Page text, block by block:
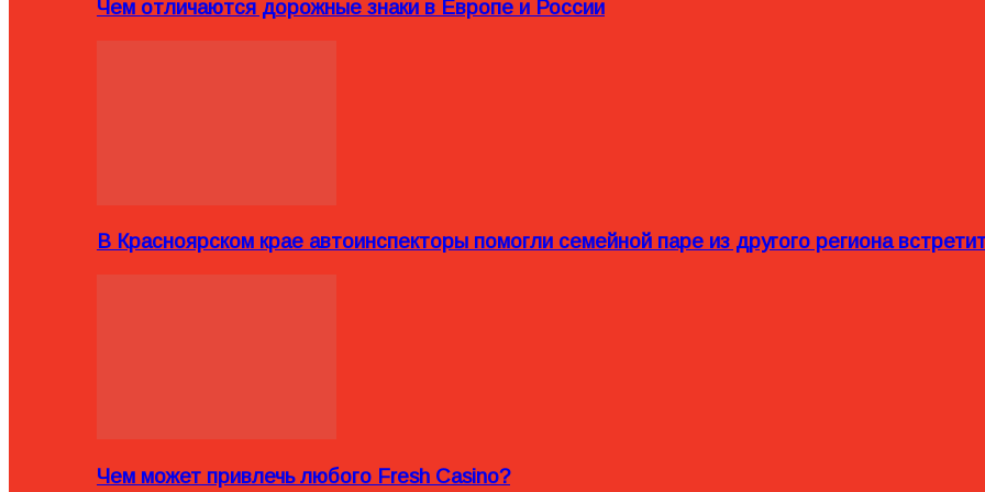
Чем отличаются дорожные знаки в Европе и России
В Красноярском крае автоинспекторы помогли семейной паре из другого региона
Чем может привлечь любого Fresh Casino?